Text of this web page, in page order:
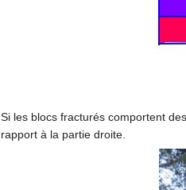
Si les blocs fracturés comportent
rapport à la partie droite.